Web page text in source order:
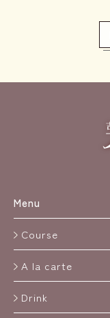
Menu
Course
A la carte
Drink